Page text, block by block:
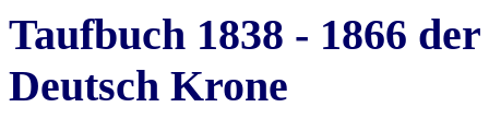
Taufbuch 1838 - 1866
Deutsch Krone